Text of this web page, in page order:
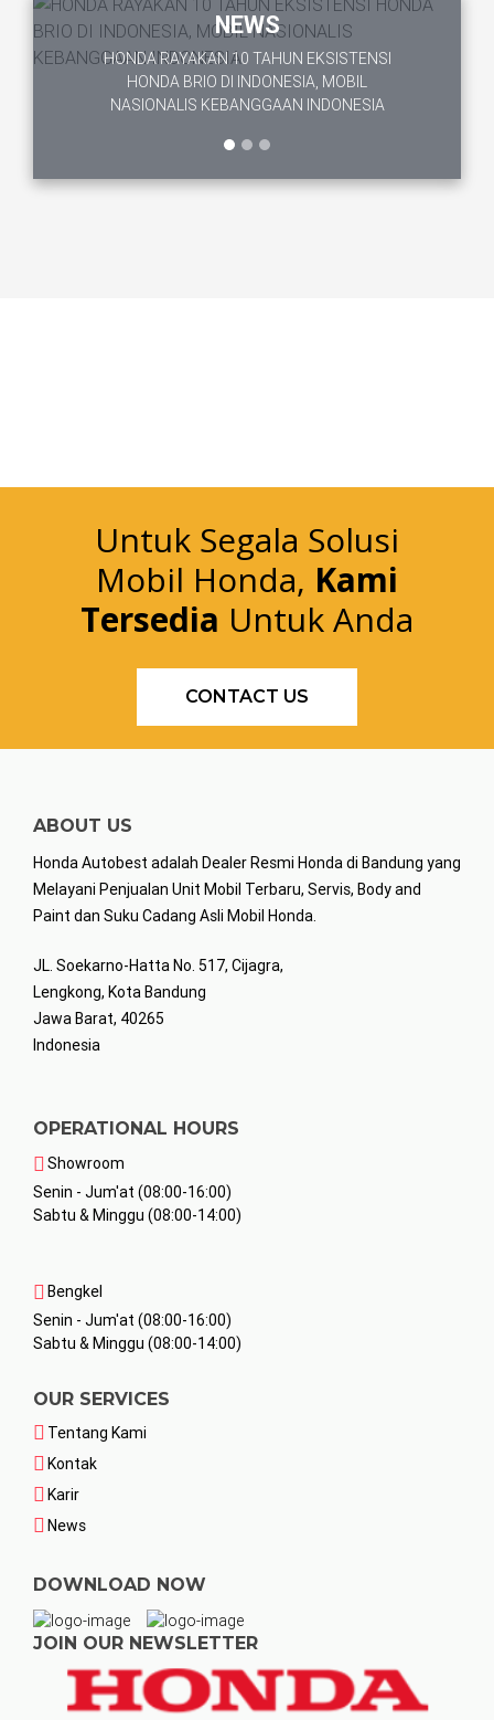
NEWS
HONDA RAYAKAN 10 TAHUN EKSISTENSI
HONDA BRIO DI INDONESIA, MOBIL
NASIONALIS KEBANGGAAN INDONESIA
Ajang “Honda Brio Virtual Modification #4”
dengan Tema Street Race
Previous
Untuk Segala Solusi
Mobil Honda, Kami
Tersedia Untuk Anda
CONTACT US
ABOUT US
Honda Autobest adalah Dealer Resmi Honda di Bandung yang
Melayani Penjualan Unit Mobil Terbaru, Servis, Body and
Paint dan Suku Cadang Asli Mobil Honda.
JL. Soekarno-Hatta No. 517, Cijagra,
Lengkong, Kota Bandung
Jawa Barat, 40265
Indonesia
OPERATIONAL HOURS
Showroom
Senin - Jum'at (08:00-16:00)
Sabtu & Minggu (08:00-14:00)
Bengkel
Senin - Jum'at (08:00-16:00)
Sabtu & Minggu (08:00-14:00)
OUR SERVICES
Tentang Kami
Kontak
Karir
News
DOWNLOAD NOW
JOIN OUR NEWSLETTER